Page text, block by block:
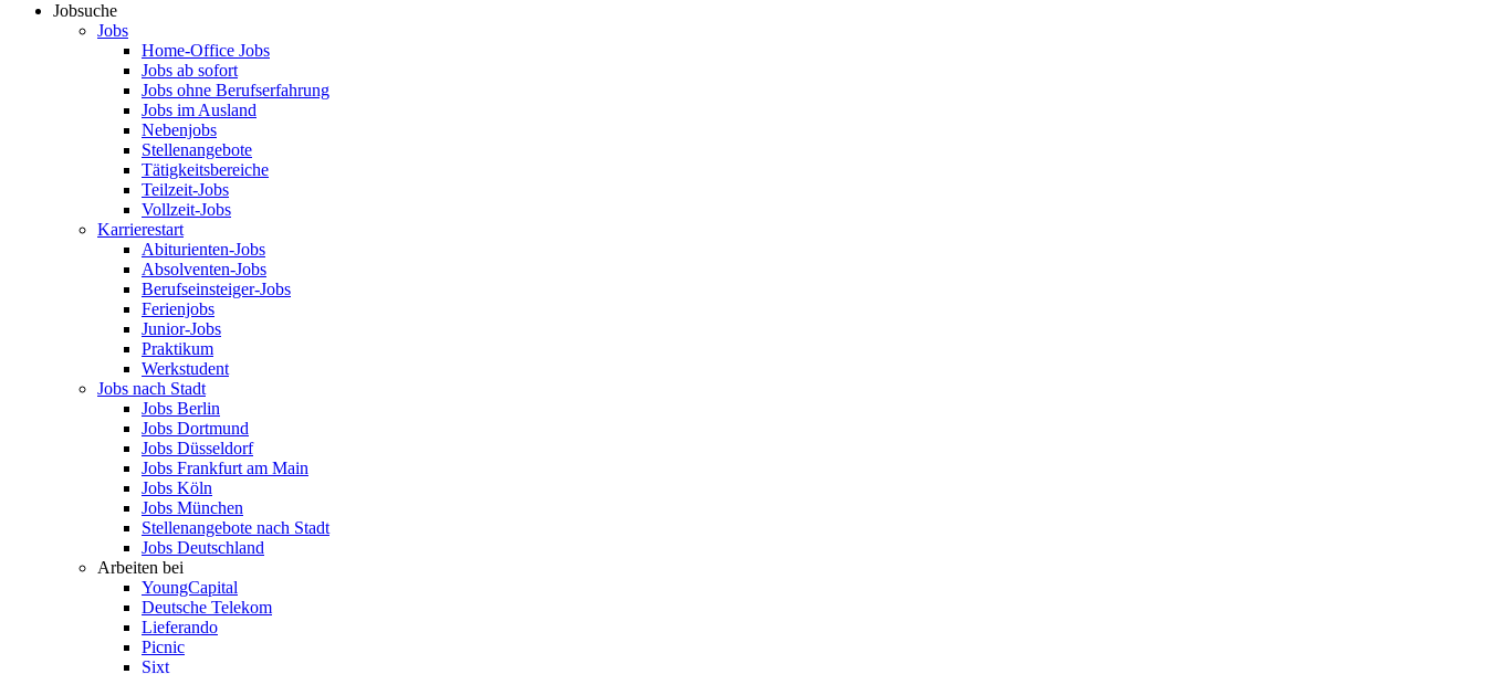
Jobsuche
Jobs
Home-Office Jobs
Jobs ab sofort
Jobs ohne Berufserfahrung
Jobs im Ausland
Nebenjobs
Stellenangebote
Tätigkeitsbereiche
Teilzeit-Jobs
Vollzeit-Jobs
Karrierestart
Abiturienten-Jobs
Absolventen-Jobs
Berufseinsteiger-Jobs
Ferienjobs
Junior-Jobs
Praktikum
Werkstudent
Jobs nach Stadt
Jobs Berlin
Jobs Dortmund
Jobs Düsseldorf
Jobs Frankfurt am Main
Jobs Köln
Jobs München
Stellenangebote nach Stadt
Jobs Deutschland
Arbeiten bei
YoungCapital
Deutsche Telekom
Lieferando
Picnic
Sixt